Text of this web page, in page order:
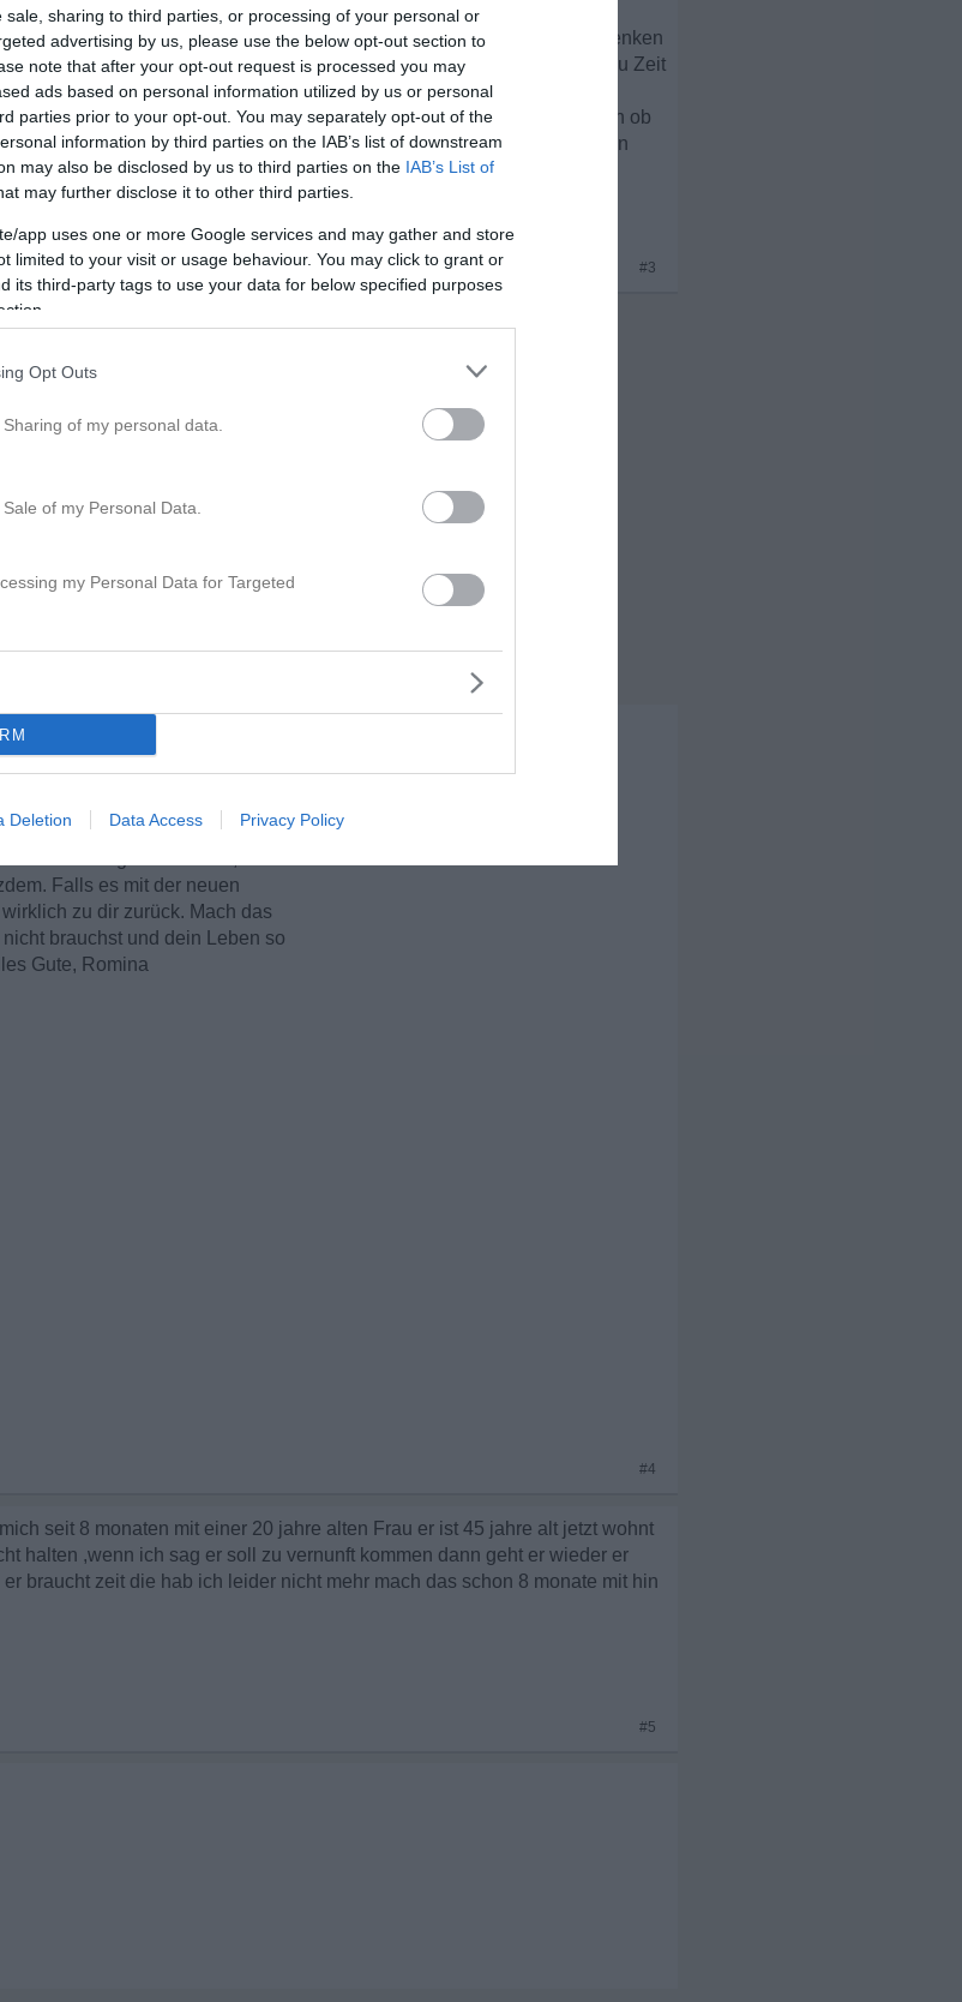
sale, sharing to third parties, or processing of your personal or
advertising by us, please use the below opt-out section to
note that after your opt-out request is processed you may
ads based on personal information utilized by us or personal
parties prior to your opt-out. You may separately opt-out of the
information by third parties on the IAB’s list of downstream
may also be disclosed by us to third parties on the IAB’s List of
may further disclose it to other third parties.
app uses one or more Google services and may gather and store
limited to your visit or usage behaviour. You may click to grant or
its third-party tags to use your data for below specified purposes
Opt Outs
of my personal data.
of my Personal Data.
my Personal Data for Targeted
Deletion Data Access Privacy Policy
ich muss ganzen Tag an die starke Frauen und Männer denken
so viele haben es geschafft. Ich will glauben das ich es schaffe, aber zu Zeit
mich jeden Abend ob ich jemals Glücklich sein werde ?
so teuschen und sich selber aufgeben für den anderen? Ich frage mich ob
angetan. Ich will glaube das es eines Tages das ganze Regen zu Ihn
den anderen nicht aufbauen kann.
#3
nicht an, von Rhonda Findling.
Frauen beschrieben. Die
wäre ihm jetzt zu zeigen, dass
mächtiger und denkt, er
Falls es mit der neuen
zu dir zurück. Mach das
brauchst und dein Leben so
Gute, Romina
#4
seit 8 monaten mit einer 20 jahre alten Frau er ist 45 jahre alt jetzt wohnt
halten ,wenn ich sag er soll zu vernunft kommen dann geht er wieder er
braucht zeit die hab ich leider nicht mehr mach das schon 8 monate mit hin
#5